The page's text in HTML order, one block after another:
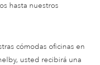
hasta nuestros
cómodas oficinas en
usted recibirá una